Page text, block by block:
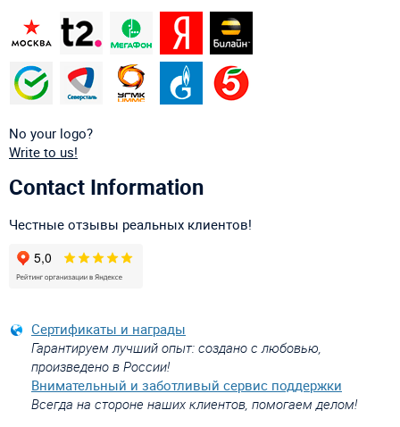
No your logo?
Write to us!
Contact Information
Честные отзывы реальных клиентов!
Сертификаты и награды
Гарантируем лучший опыт: создано с любовью,
произведено в России!
Внимательный и заботливый сервис поддержки
Всегда на стороне наших клиентов, помогаем делом!